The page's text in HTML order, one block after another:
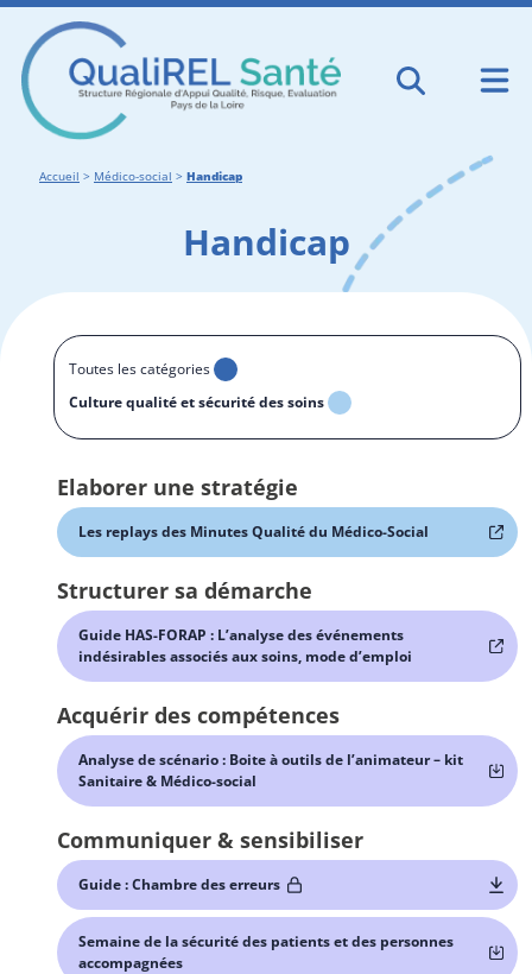
Accueil > Médico-social > Handicap
Handicap
Toutes les catégories
Culture qualité et sécurité des soins
Elaborer une stratégie
Les replays des Minutes Qualité du Médico-Social
Structurer sa démarche
Guide HAS-FORAP : L’analyse des événements
indésirables associés aux soins, mode d’emploi
Acquérir des compétences
Analyse de scénario : Boite à outils de l’animateur – kit
Sanitaire & Médico-social
Communiquer & sensibiliser
Guide : Chambre des erreurs
Semaine de la sécurité des patients et des personnes
accompagnées